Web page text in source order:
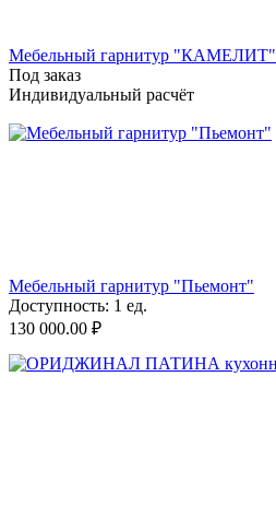
Мебельный гарнитур "КАМЕЛИТ"
Под заказ
Индивидуальный расчёт
Мебельный гарнитур "Пьемонт"
Доступность: 1 ед.
130 000.00 ₽